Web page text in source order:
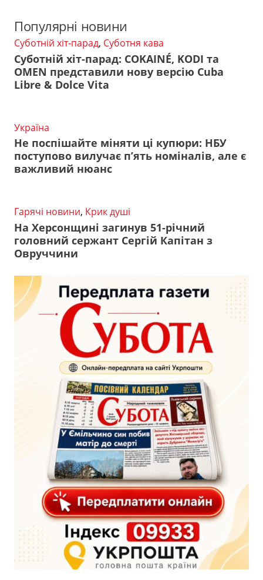
Популярні новини
Суботній хіт-парад, Суботня кава
Суботній хіт-парад: COKAINÉ, KODI та
OMEN представили нову версію Cuba
Libre & Dolce Vita
Україна
Не поспішайте міняти ці купюри: НБУ
поступово вилучає п’ять номіналів, але є
важливий нюанс
Гарячі новини, Крик душі
На Херсонщині загинув 51-річний
головний сержант Сергій Капітан з
Овруччини